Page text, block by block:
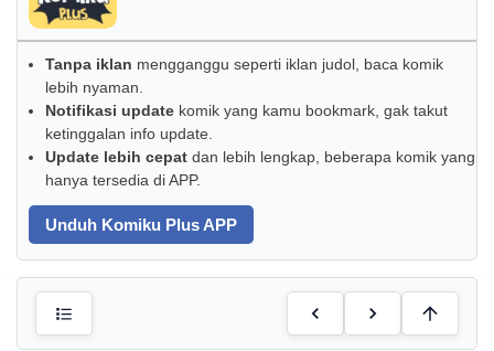
Tanpa iklan mengganggu seperti iklan judol, baca komik
lebih nyaman.
Notifikasi update komik yang kamu bookmark, gak takut
ketinggalan info update.
Update lebih cepat dan lebih lengkap, beberapa komik yang
hanya tersedia di APP.
Unduh Komiku Plus APP